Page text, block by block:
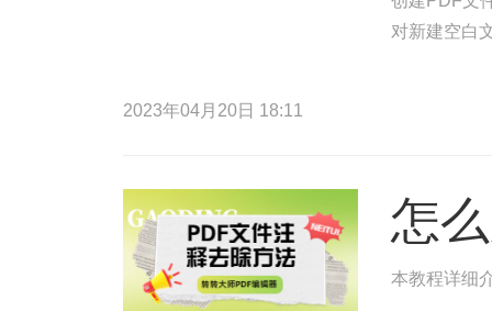
对新建空白
2023年04月20日 18:11
怎
本教程详细